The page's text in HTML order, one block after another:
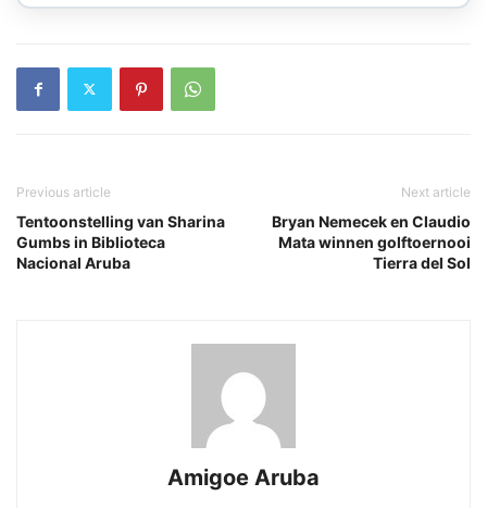
Previous article
Tentoonstelling van Sharina
Gumbs in Biblioteca
Nacional Aruba
Next article
Bryan Nemecek en Claudio
Mata winnen golftoernooi
Tierra del Sol
Amigoe Aruba